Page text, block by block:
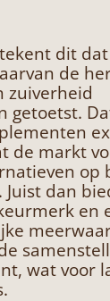
dit
de
zuiverheid
getoetst.
de markt
op
dan
en
wat voor